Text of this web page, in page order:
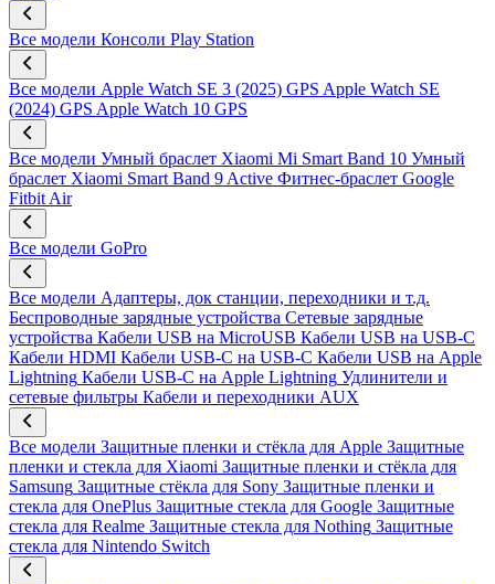
Все модели Консоли Play Station
Все модели Apple Watch SE 3 (2025) GPS Apple Watch SE
(2024) GPS Apple Watch 10 GPS
Все модели Умный браслет Xiaomi Mi Smart Band 10 Умный
браслет Xiaomi Smart Band 9 Active Фитнес-браслет Google
Fitbit Air
Все модели GoPro
Все модели Адаптеры, док станции, переходники и т.д.
Беспроводные зарядные устройства Сетевые зарядные
устройства Кабели USB на MicroUSB Кабели USB на USB-C
Кабели HDMI Кабели USB-C на USB-C Кабели USB на Apple
Lightning Кабели USB-C на Apple Lightning Удлинители и
сетевые фильтры Кабели и переходники AUX
Все модели Защитные пленки и стёкла для Apple Защитные
пленки и стекла для Xiaomi Защитные пленки и стёкла для
Samsung Защитные стёкла для Sony Защитные пленки и
стекла для OnePlus Защитные стекла для Google Защитные
стекла для Realme Защитные стекла для Nothing Защитные
стекла для Nintendo Switch